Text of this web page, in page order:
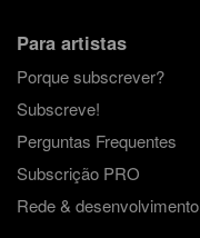
Para artistas
Porque subscrever?
Subscreve!
Perguntas Frequentes
Subscrição PRO
Rede & desenvolvimento